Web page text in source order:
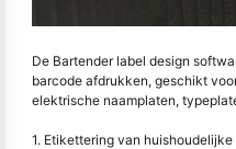
De Bartender label design
barcode afdrukken, geschikt
elektrische naamplaten,
1. Etikettering van